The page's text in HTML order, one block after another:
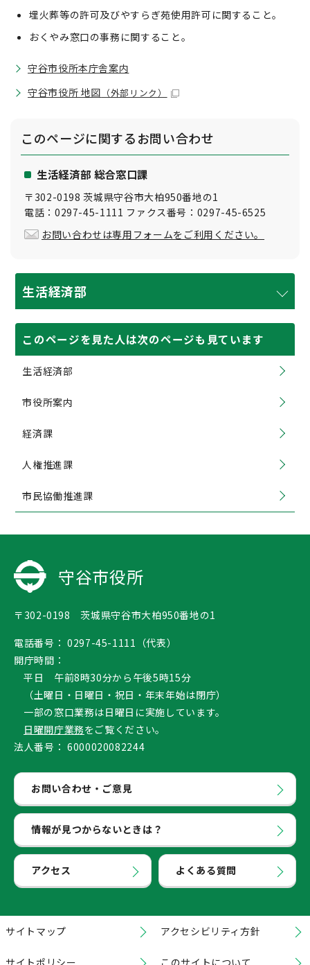
埋火葬等の許可及びやすらぎ苑使用許可に関すること。
おくやみ窓口の事務に関すること。
守谷市役所本庁舎案内
守谷市役所 地図 （外部リンク）
このページに関するお問い合わせ
生活経済部 総合窓口課
〒302-0198 茨城県守谷市大柏950番地の1
電話：0297-45-1111 ファクス番号：0297-45-6525
お問い合わせは専用フォームをご利用ください。
生活経済部
このページを見た人は次のページも見ています
生活経済部
市役所案内
経済課
人権推進課
市民協働推進課
守谷市役所
〒302-0198 茨城県守谷市大柏950番地の1
電話番号： 0297-45-1111（代表）
開庁時間：
平日 午前8時30分から午後5時15分
（土曜日・日曜日・祝日・年末年始は閉庁）
一部の窓口業務は日曜日に実施しています。
日曜開庁業務をご覧ください。
法人番号： 6000020082244
お問い合わせ・ご意見
情報が見つからないときは？
アクセス よくある質問
サイトマップ アクセシビリティ方針
サイトポリシー このサイトについて